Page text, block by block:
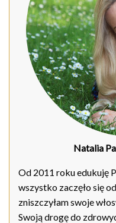
Natalia
Od 2011 roku edukuję
wszystko zaczęło się
zniszczyłam swoje
Swoją drogę do